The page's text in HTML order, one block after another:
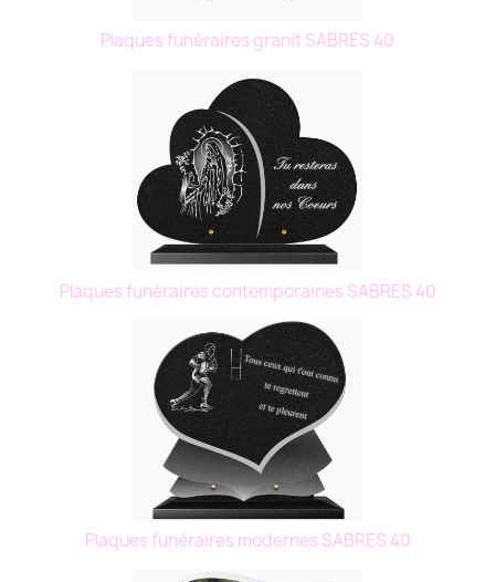
Plaques funéraires granit SABRES 40
Plaques funéraires contemporaines SABRES 40
Plaques funéraires modernes SABRES 40